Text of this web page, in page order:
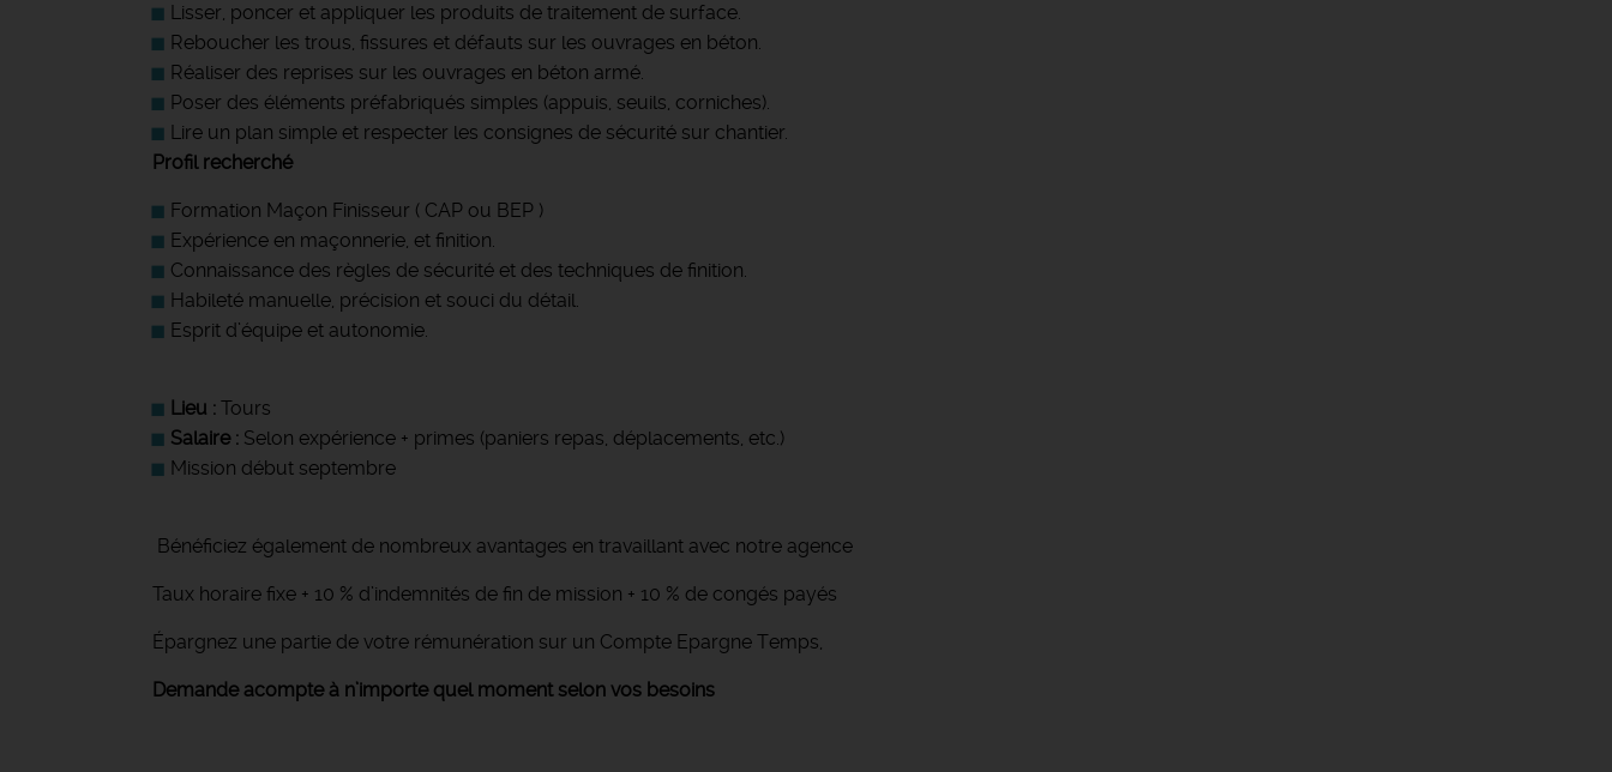
Lisser, poncer et appliquer les produits de traitement de surface.
Reboucher les trous, fissures et défauts sur les ouvrages en béton.
Réaliser des reprises sur les ouvrages en béton armé.
Poser des éléments préfabriqués simples (appuis, seuils, corniches).
Lire un plan simple et respecter les consignes de sécurité sur chantier.
Profil recherché
Formation Maçon Finisseur ( CAP ou BEP )
Expérience en maçonnerie, et finition.
Connaissance des règles de sécurité et des techniques de finition.
Habileté manuelle, précision et souci du détail.
Esprit d’équipe et autonomie.
Lieu : Tours
Salaire : Selon expérience + primes (paniers repas, déplacements, etc.)
Mission début septembre
Bénéficiez également de nombreux avantages en travaillant avec notre agence
Taux horaire fixe + 10 % d’indemnités de fin de mission + 10 % de congés payés
Épargnez une partie de votre rémunération sur un Compte Epargne Temps,
Demande acompte à n’importe quel moment selon vos besoins